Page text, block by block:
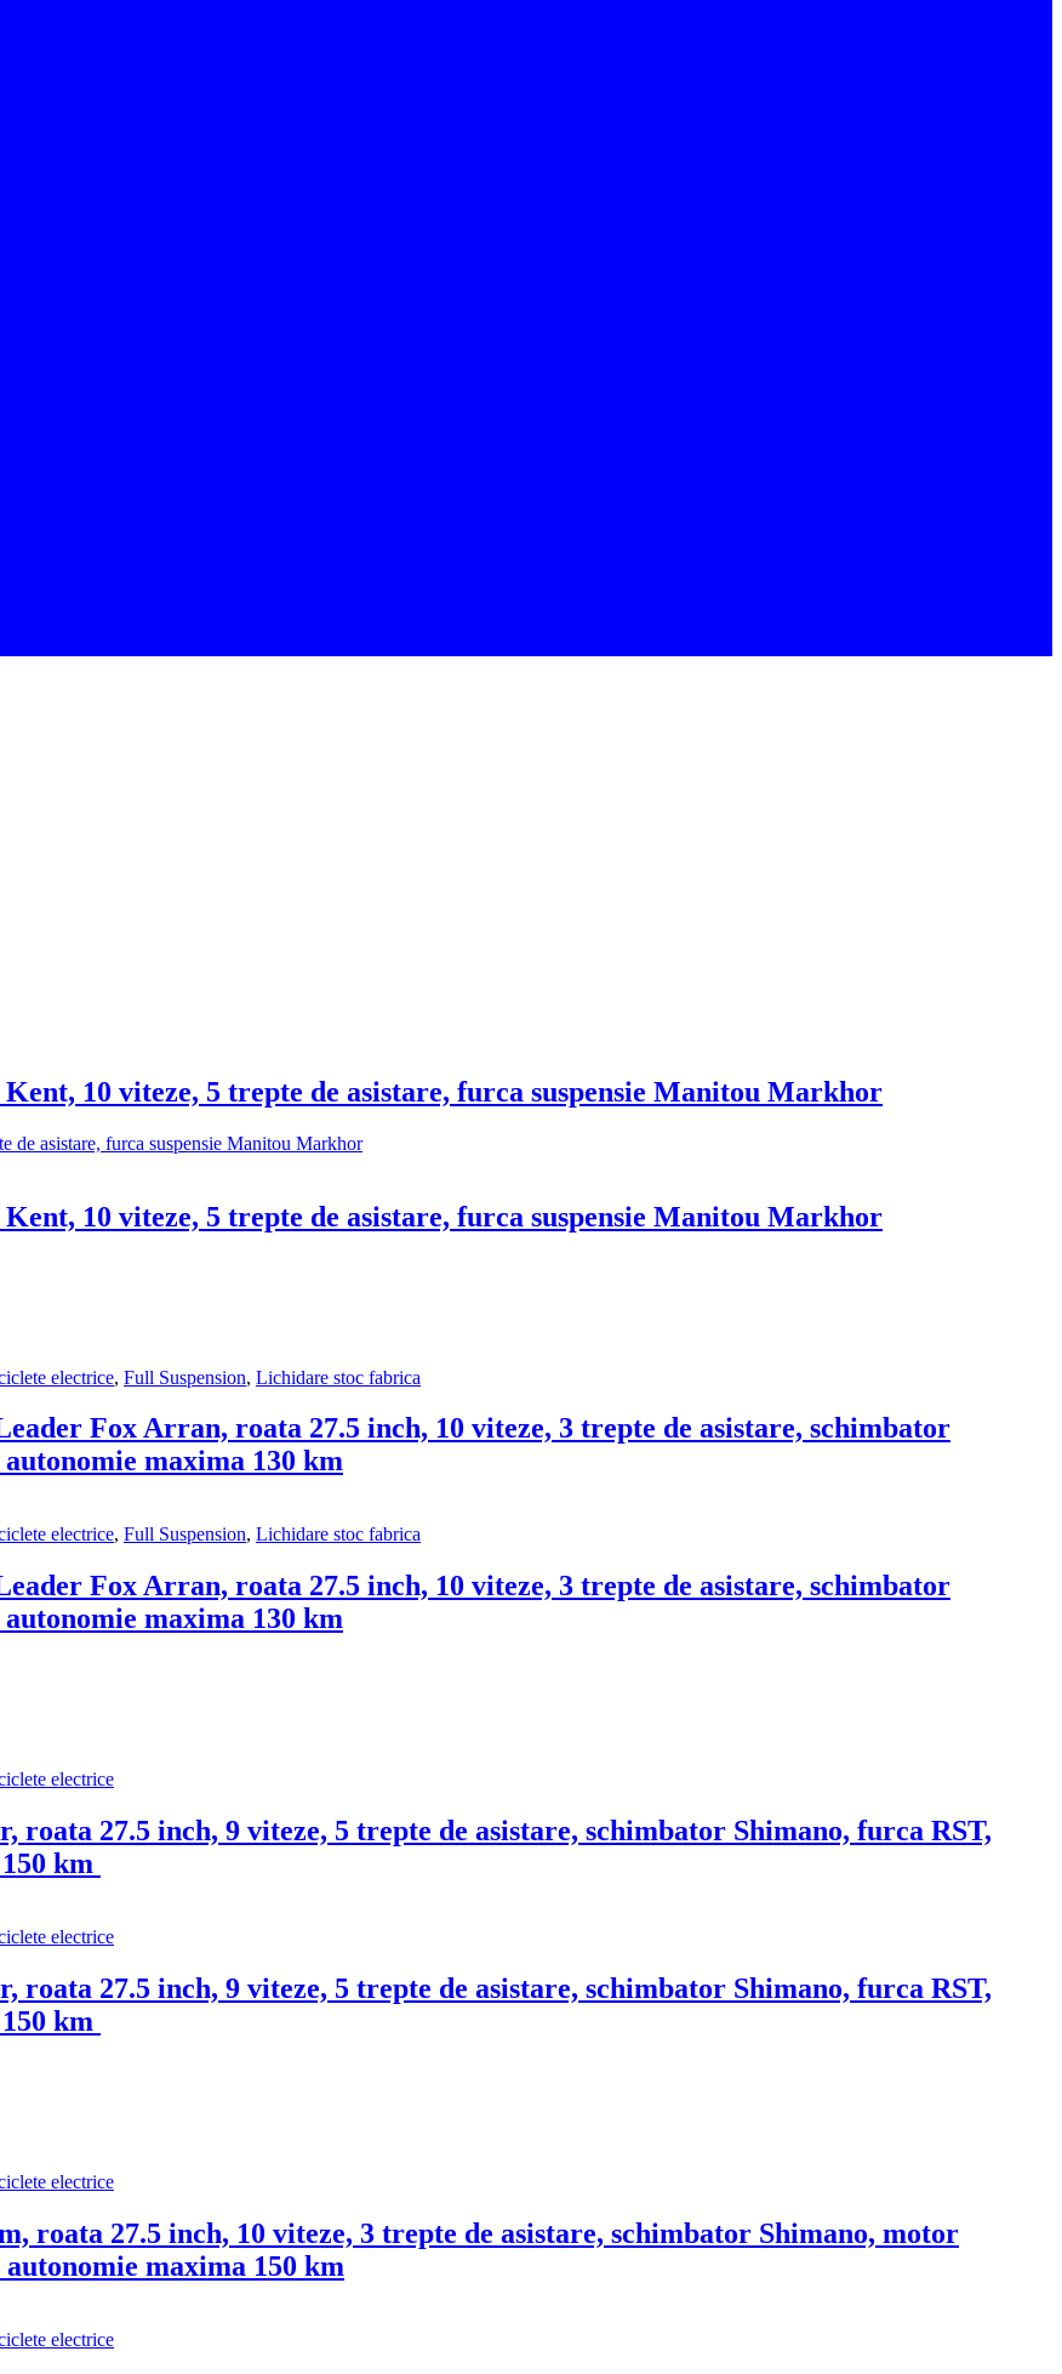
10 viteze, 5 trepte de asistare, furca suspensie Manitou Markhor
10 viteze, 5 trepte de asistare, furca suspensie Manitou Markhor
electrice, Full Suspension, Lichidare stoc fabrica
Fox Arran, roata 27.5 inch, 10 viteze, 3 trepte de asistare, schimbator
maxima 130 km
electrice, Full Suspension, Lichidare stoc fabrica
Fox Arran, roata 27.5 inch, 10 viteze, 3 trepte de asistare, schimbator
maxima 130 km
electrice
27.5 inch, 9 viteze, 5 trepte de asistare, schimbator Shimano, furca RST,
km
electrice
27.5 inch, 9 viteze, 5 trepte de asistare, schimbator Shimano, furca RST,
km
electrice
roata 27.5 inch, 10 viteze, 3 trepte de asistare, schimbator Shimano, motor
maxima 150 km
electrice